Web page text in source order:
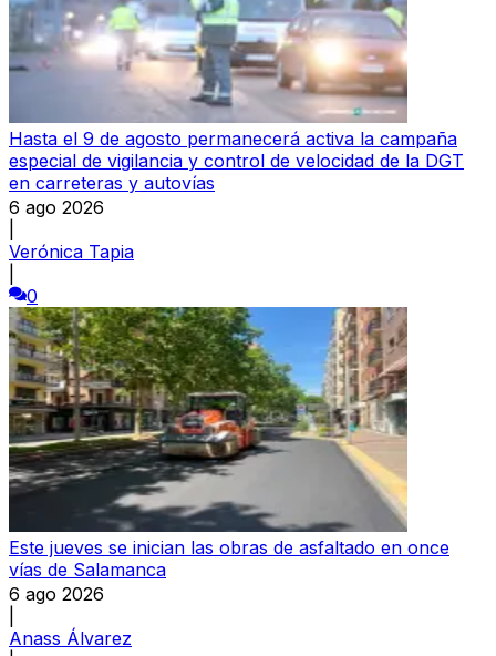
Hasta el 9 de agosto permanecerá activa la campaña
especial de vigilancia y control de velocidad de la DGT
en carreteras y autovías
6 ago 2026
Verónica Tapia
0
Este jueves se inician las obras de asfaltado en once
vías de Salamanca
6 ago 2026
Anass Álvarez